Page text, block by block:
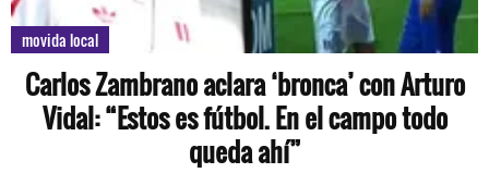
movida local
Carlos Zambrano aclara ‘bronca’ con Arturo
Vidal: “Estos es fútbol. En el campo todo
queda ahí”